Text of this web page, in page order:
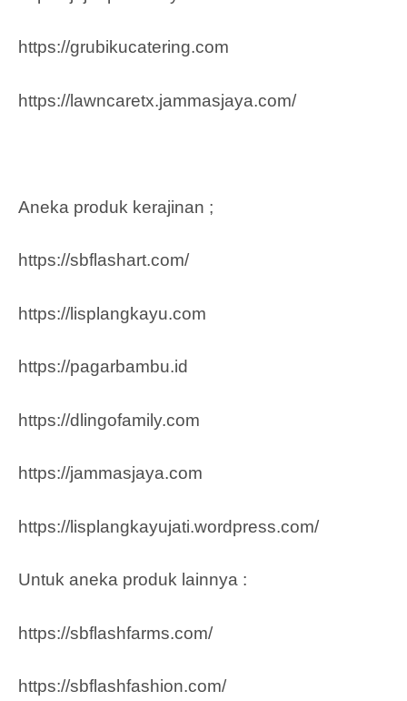
https://grubikucatering.com
https://lawncaretx.jammasjaya.com/
Aneka produk kerajinan ;
https://sbflashart.com/
https://lisplangkayu.com
https://pagarbambu.id
https://dlingofamily.com
https://jammasjaya.com
https://lisplangkayujati.wordpress.com/
Untuk aneka produk lainnya :
https://sbflashfarms.com/
https://sbflashfashion.com/